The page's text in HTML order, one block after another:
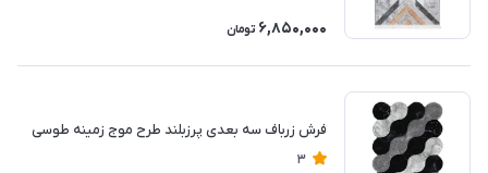
6,850,000 تومان
فرش زرباف سه بعدی پرزبلند طرح موج زمینه طوسی
3